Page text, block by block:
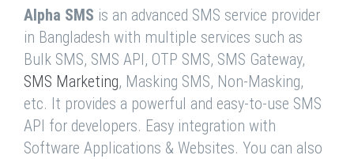
Alpha SMS is an advanced SMS service provider
in Bangladesh with multiple services such as
Bulk SMS, SMS API, OTP SMS, SMS Gateway,
SMS Marketing, Masking SMS, Non-Masking,
etc. It provides a powerful and easy-to-use SMS
API for developers. Easy integration with
Software Applications & Websites. You can also